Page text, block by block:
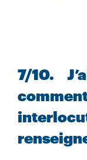
7/10.